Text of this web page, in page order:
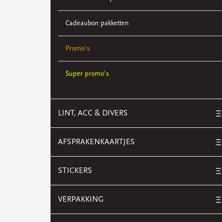
Cadeaubon pakketten
Promo's
Super promo's
LINT, ACC & DIVERS Ξ
AFSPRAKENKAARTJES Ξ
STICKERS Ξ
VERPAKKING Ξ